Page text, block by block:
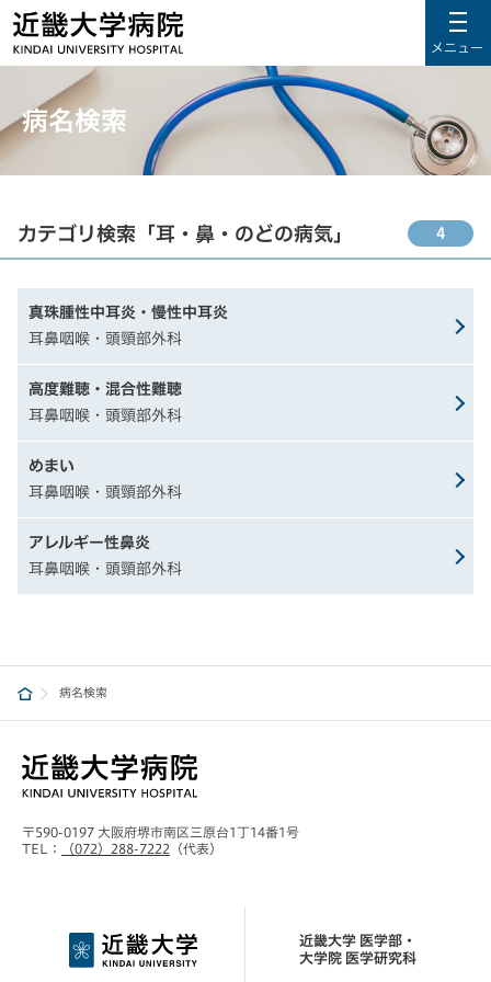
メニュー
病名検索
カテゴリ検索「耳・鼻・のどの病気」 4
真珠腫性中耳炎・慢性中耳炎
耳鼻咽喉・頭頸部外科
高度難聴・混合性難聴
耳鼻咽喉・頭頸部外科
めまい
耳鼻咽喉・頭頸部外科
アレルギー性鼻炎
耳鼻咽喉・頭頸部外科
病名検索
〒590-0197 大阪府堺市南区三原台1丁14番1号
TEL：
（072）288-7222 （代表）
近畿大学 医学部・
大学院 医学研究科